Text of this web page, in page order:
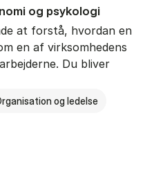
og psy­ko­lo­gi
at forstå, hvordan en
en af virksomhedens
Du bliver
og ledelse